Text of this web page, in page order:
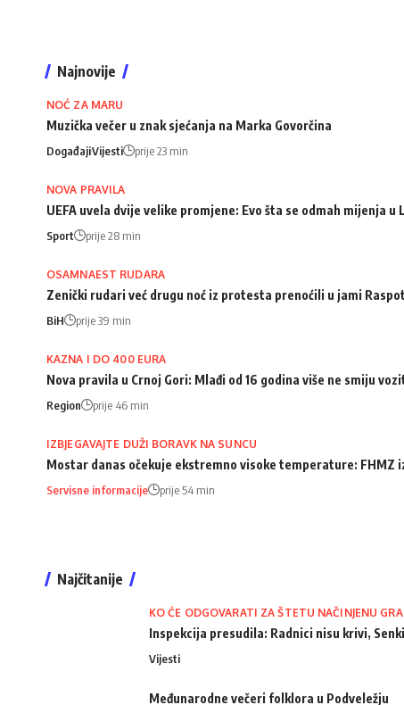
Najnovije
NOĆ ZA MARU
Muzička večer u znak sjećanja na Marka Govorčina
DogađajiVijesti prije 23 min
NOVA PRAVILA
UEFA uvela dvije velike promjene: Evo šta se odmah mijenja u
Sport prije 28 min
OSAMNAEST RUDARA
Zenički rudari već drugu noć iz protesta prenoćili u jami
BiH prije 39 min
KAZNA I DO 400 EURA
Nova pravila u Crnoj Gori: Mlađi od 16 godina više ne smiju
Region prije 46 min
IZBJEGAVAJTE DUŽI BORAVK NA SUNCU
Mostar danas očekuje ekstremno visoke temperature: FHMZ
Servisne informacije prije 54 min
Najčitanije
KO ĆE ODGOVARATI ZA ŠTETU NAČINJENU
Inspekcija presudila: Radnici nisu krivi,
Vijesti
Međunarodne večeri folklora u Podveležju